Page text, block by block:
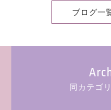
ブログ一
同カテゴ